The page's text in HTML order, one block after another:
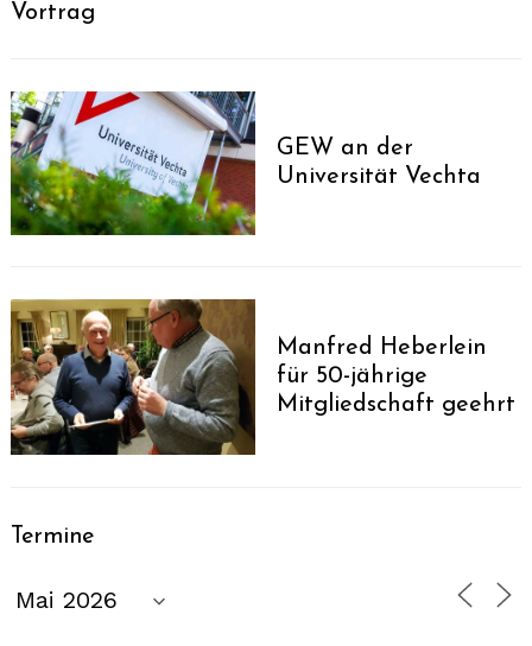
Vortrag
GEW an der
Universität Vechta
Manfred Heberlein
für 50-jährige
Mitgliedschaft geehrt
Termine